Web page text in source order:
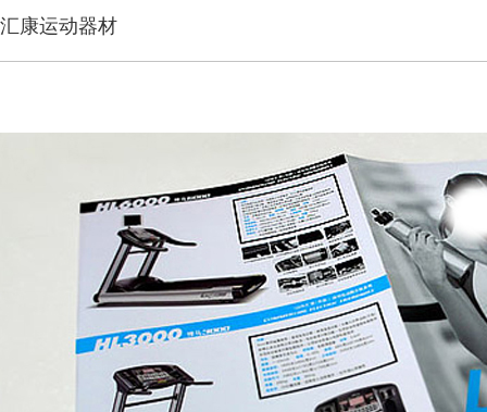
汇康运动器材